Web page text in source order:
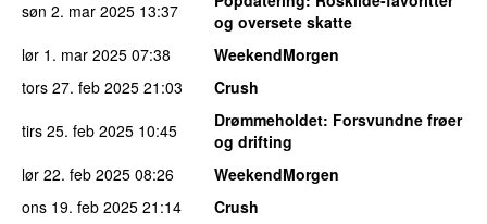
søn 2. mar 2025 13:37
og oversete skatte
lør 1. mar 2025 07:38
WeekendMorgen
tors 27. feb 2025 21:03
Crush
tirs 25. feb 2025 10:45 Drømmeholdet: Forsvundne frøer
og drifting
lør 22. feb 2025 08:26
WeekendMorgen
ons 19. feb 2025 21:14
Crush